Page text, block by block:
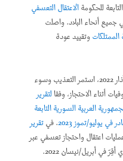
للحكومةالاعتقال التعسفي
أنحاء البلاد. واصلت
وتقييد عودة
يجرم التعذيب في مارس/آذار 2022، استمر التعذيب وسوء
أثناء الاحتجاز، وفقالتقرير
العربية السورية التابعة
يوليو/تموز 2023
. فيتقرير
اعتقال واحتجاز تعسفي عبر
في أبريل/نيسان 2022.